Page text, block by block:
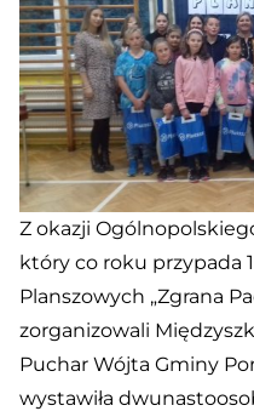
Z okazji
który co roku przypada
Planszowych „Zgrana
zorganizowali
Puchar Wójta Gminy
wystawiła